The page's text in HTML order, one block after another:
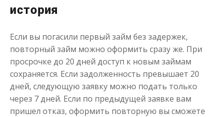
история
Если вы погасили первый займ без задержек,
повторный займ можно оформить сразу же. При
просрочке до 20 дней доступ к новым займам
сохраняется. Если задолженность превышает 20
дней, следующую заявку можно подать только
через 7 дней. Если по предыдущей заявке вам
пришел отказ, оформить повторную вы сможете